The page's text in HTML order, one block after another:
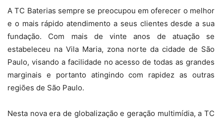
A TC Baterias sempre se preocupou em oferecer o melhor
e o mais rápido atendimento a seus clientes desde a sua
fundação. Com mais de vinte anos de atuação se
estabeleceu na Vila Maria, zona norte da cidade de São
Paulo, visando a facilidade no acesso de todas as grandes
marginais e portanto atingindo com rapidez as outras
regiões de São Paulo.
Nesta nova era de globalização e geração multimídia, a TC